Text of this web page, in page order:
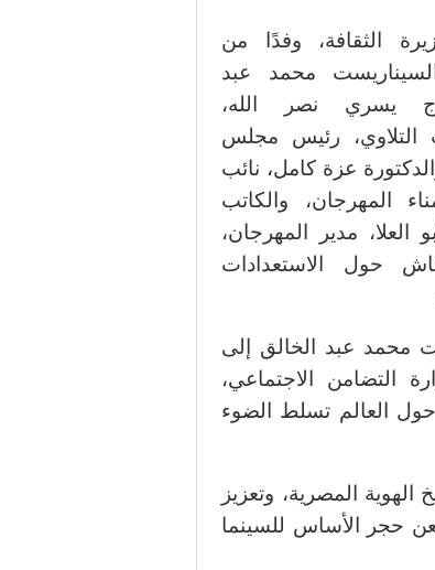
الثقافة، وفدًا من
محمد عبد
يسري نصر الله،
التلاوي، رئيس مجلس
عزة كامل، نائب
المهرجان، والكاتب
مدير المهرجان،
حول الاستعدادات
محمد عبد الخالق إلى
التضامن الاجتماعي،
للمرأة، سيشهد مشاركة أفلام من 33 دولة حول العالم تسلط الضوء
المصرية، وتعزيز
حجر الأساس للسينما